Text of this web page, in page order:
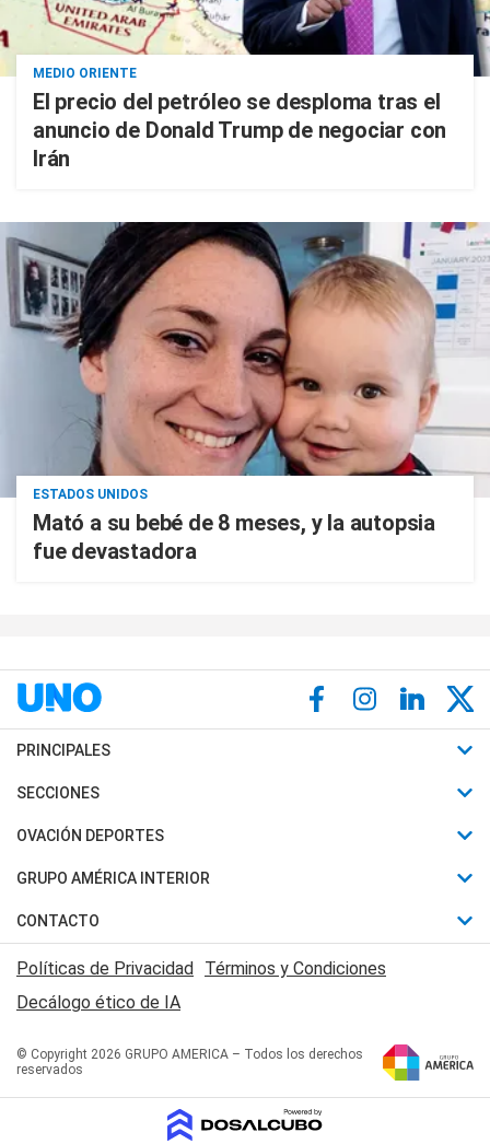
MEDIO ORIENTE
El precio del petróleo se desploma tras el
anuncio de Donald Trump de negociar con
Irán
ESTADOS UNIDOS
Mató a su bebé de 8 meses, y la autopsia
fue devastadora
PRINCIPALES
Últimas Noticias
Política
Judiciales
Economia
SECCIONES
Horóscopo
Motores
Trucos caseros
Series y Películas
Edictos y Solicitadas
OVACIÓN DEPORTES
Fútbol
Mundial
Automovilismo
Rugby
Básquet
GRUPO AMÉRICA INTERIOR
Canal 7 en Vivo
San Juan 8
CONTACTO
Acerca de Nosotros
Contactanos
Políticas de Privacidad Términos y Condiciones
Decálogo ético de IA
© Copyright 2026 GRUPO AMERICA – Todos los derechos
reservados